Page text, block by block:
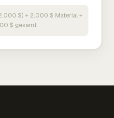
$) + 2.000 $ Material +
$ gesamt.